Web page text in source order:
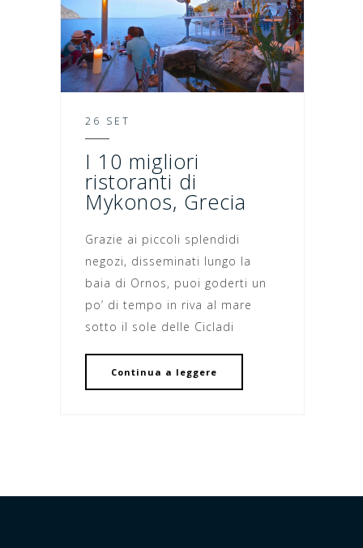
26 SET
I 10 migliori
ristoranti di
Mykonos, Grecia
Grazie ai piccoli splendidi
negozi, disseminati lungo la
baia di Ornos, puoi goderti un
po’ di tempo in riva al mare
sotto il sole delle Cicladi
Continua a leggere